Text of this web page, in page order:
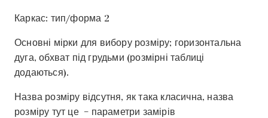
Каркас: тип/форма 2
Основні мірки для вибору розміру; горизонтальна
дуга, обхват під грудьми (розмірні таблиці
додаються).
Назва розміру відсутня, як така класична, назва
розміру тут це – параметри замірів